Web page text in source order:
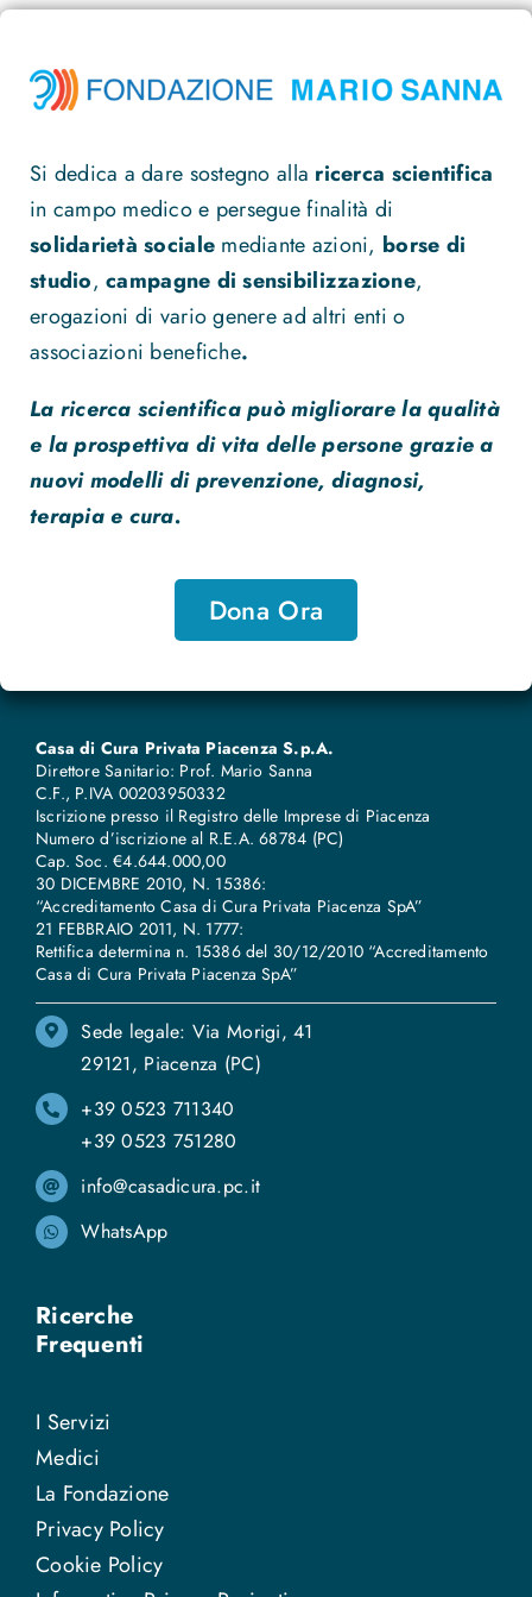
Si dedica a dare sostegno alla ricerca scientifica
in campo medico e persegue finalità di
solidarietà sociale mediante azioni, borse di
studio,campagne di sensibilizzazione,
erogazioni di vario genere ad altri enti o
associazioni benefiche.
La ricerca scientifica può migliorare la qualità
e la prospettiva di vita delle persone grazie a
nuovi modelli di prevenzione, diagnosi,
terapia e cura.
Dona Ora
Casa di Cura Privata Piacenza S.p.A.
Direttore Sanitario: Prof. Mario Sanna
C.F., P.IVA 00203950332
Iscrizione presso il Registro delle Imprese di Piacenza
Numero d’iscrizione al R.E.A. 68784 (PC)
Cap. Soc. €4.644.000,00
30 DICEMBRE 2010, N. 15386:
“Accreditamento Casa di Cura Privata Piacenza SpA”
21 FEBBRAIO 2011, N. 1777:
Rettifica determina n. 15386 del 30/12/2010 “Accreditamento
Casa di Cura Privata Piacenza SpA”
Sede legale: Via Morigi, 41
29121, Piacenza (PC)
+39 0523 711340
+39 0523 751280
info@casadicura.pc.it
WhatsApp
Ricerche
Frequenti
I Servizi
Medici
La Fondazione
Privacy Policy
Cookie Policy